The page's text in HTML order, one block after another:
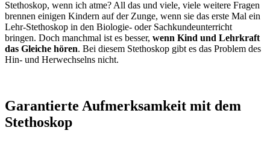
Stethoskop, wenn ich atme? All das und viele, viele weitere Fragen
brennen einigen Kindern auf der Zunge, wenn sie das erste Mal ein
Lehr-Stethoskop in den Biologie- oder Sachkundeunterricht
bringen. Doch manchmal ist es besser, wenn Kind und Lehrkraft
das Gleiche hören. Bei diesem Stethoskop gibt es das Problem des
Hin- und Herwechselns nicht.
Garantierte Aufmerksamkeit mit dem
Stethoskop